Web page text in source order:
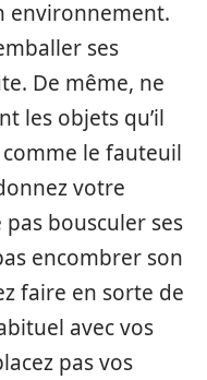
environnement.
ses
De même, ne
les objets qu’il
le fauteuil
votre
bousculer ses
encombrer son
faire en sorte de
avec vos
pas vos